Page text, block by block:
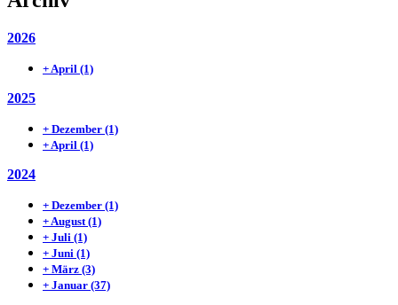
2026
+ April (1)
2025
+ Dezember (1)
+ April (1)
2024
+ Dezember (1)
+ August (1)
+ Juli (1)
+ Juni (1)
+ März (3)
+ Januar (37)